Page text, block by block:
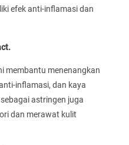
efek anti-inflamasi dan
membantu menenangkan
inflamasi, dan kaya
astringen juga
dan merawat kulit